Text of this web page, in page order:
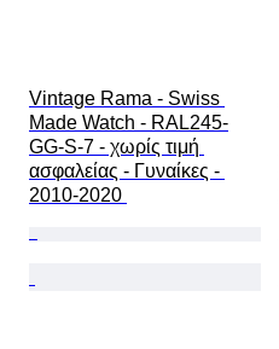
Vintage Rama - Swiss
Made Watch - RAL245-
GG-S-7 - χωρίς τιμή
ασφαλείας - Γυναίκες -
2010-2020